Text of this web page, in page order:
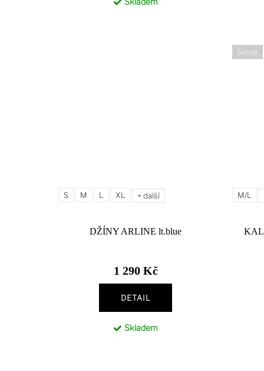
S M L XL + další
DŽÍNY ARLINE lt.blue
1 290 Kč
DETAIL
Skladem
Sleva
M/L